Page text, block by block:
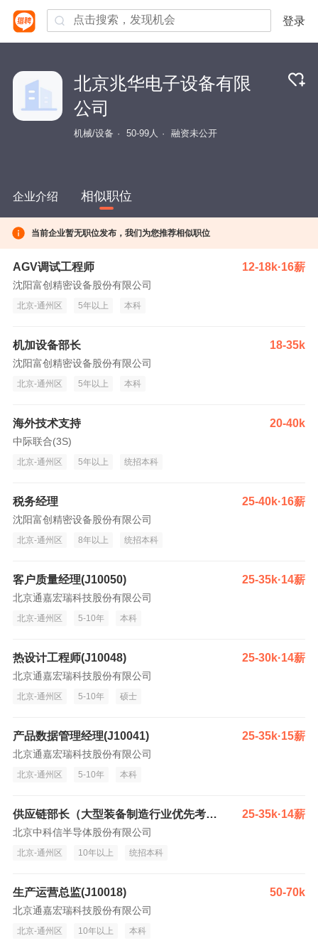
登录
北京兆华电子设备有限
公司
机械/设备 50-99人 融资未公开
企业介绍 相似职位
当前企业暂无职位发布，我们为您推荐相似职位
AGV调试工程师 12-18k·16薪
沈阳富创精密设备股份有限公司
北京-通州区 5年以上 本科
机加设备部长 18-35k
沈阳富创精密设备股份有限公司
北京-通州区 5年以上 本科
海外技术支持 20-40k
中际联合(3S)
北京-通州区 5年以上 统招本科
税务经理 25-40k·16薪
沈阳富创精密设备股份有限公司
北京-通州区 8年以上 统招本科
客户质量经理(J10050) 25-35k·14薪
北京通嘉宏瑞科技股份有限公司
北京-通州区 5-10年 本科
热设计工程师(J10048) 25-30k·14薪
北京通嘉宏瑞科技股份有限公司
北京-通州区 5-10年 硕士
产品数据管理经理(J10041) 25-35k·15薪
北京通嘉宏瑞科技股份有限公司
北京-通州区 5-10年 本科
供应链部长（大型装备制造行业优先考虑） 25-35k·14薪
北京中科信半导体股份有限公司
北京-通州区 10年以上 统招本科
生产运营总监(J10018) 50-70k
北京通嘉宏瑞科技股份有限公司
北京-通州区 10年以上 本科